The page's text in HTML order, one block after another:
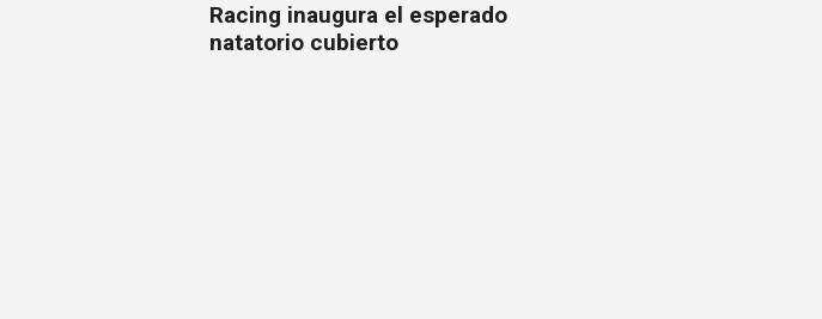
Racing inaugura el esperado
natatorio cubierto